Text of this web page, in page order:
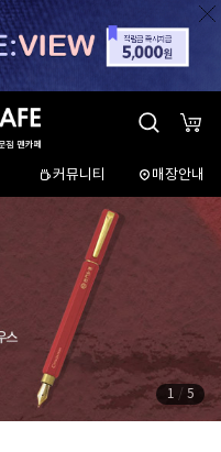
커뮤니티 매장안내
1 / 5